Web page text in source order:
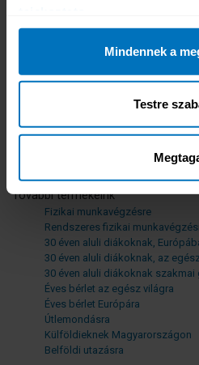
Mindennek a
Testre
Népszerű termékeink
Tengerparti üdülésre, egzotikus
Városnézésre
Hegymászásra
További termékeink
Fizikai munkavégzésre
Rendszeres fizikai
30 éven aluli diákoknak,
30 éven aluli diákoknak, az
30 éven aluli diákoknak szakmai
Éves bérlet az egész világra
Éves bérlet Európára
Útlemondásra
Külföldieknek Magyarországon
Belföldi utazásra